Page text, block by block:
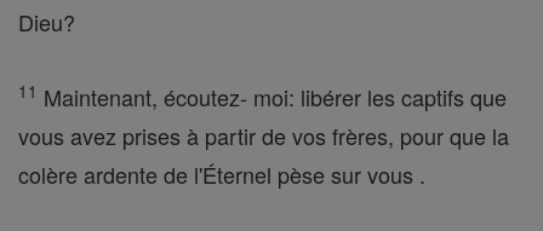
Dieu?
11 Maintenant, écoutez- moi: libérer les captifs que
vous avez prises à partir de vos frères, pour que la
colère ardente de l'Éternel pèse sur vous .